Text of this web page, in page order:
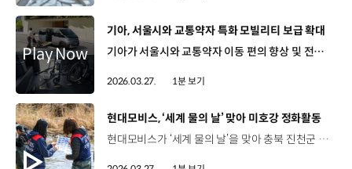
[동영상]
기아, 서울시와 교통약자 특화 모빌리티 보급 확대
기아가 서울시와 교통약자 이동 편의 향상 및 전기차 충전 인프라 확대를 위한 파트너십을 구축했습니다. 이번 파트너십은 모든 사람의 자유로운 이동권을 생각하는 기아의 모빌리티 비전과 전기차 충전 인프라 확충을 통해 교통약자를 배려하고자 하는 서울시의 정책이 뜻을 같이하며 성사됐는데요. 양측은 파트너십을 계기로 ‘PV5 WAV’를 활용해 교통약자의 실질적인 이동성 향상과 지역사회 내 친환경 모빌리티 확산을 추진해 나갈 계획입니다. 이에 따라 기아는 서울시에 있는 사회복지시설과 장애인 가족을 둔 서울 시민을 대상으로 ‘PV5 WAV’ 특별 구매 지원금을 제공하고 서울시는 사회복지시설과 공동주택에 기존 충전기 대비 조작부 높이가 낮고, 화면 확대가 가능한 ‘동행 전기차 충전기’ 100기를 무상 설치할 예정입니다.
2026.03.27. 1분 보기
[동영상]
현대모비스, ‘세계 물의 날’ 맞아 미호강 정화활동
현대모비스가 ‘세계 물의 날’을 맞아 충북 진천군 미호강 일대에서 하천 정화활동을 진행했습니다. ‘세계 물의 날’은 수질오염과 물 부족 문제에 대한 관심을 높이고, 수자원 관리를 촉진하기 위해 UN이 지정한 글로벌 기념일인데요. 이번 정화활동에는 현대모비스 임직원과 가족을 비롯해 진천군, 지역 환경단체 등 200여 명 참여해 하천변을 따라 이동하면서 생활 쓰레기 수거와 생태교란식물 제거 등을 함께 했습니다. 지난 2023년부터 현대모비스는 멸종위기종이 서식하는 미호강 생태계 회복을 위해 미르숲 조성·치어 방류·생태 모니터링 등 생물다양성 보전 프로젝트를 지속적으로 추진해 왔는데요. 앞으로도 지역 생태계 복원 등을 ESG 경영의 주요 과제로 삼아 중장기 사회공헌 활동을 강화해 나갈 예정입니다.